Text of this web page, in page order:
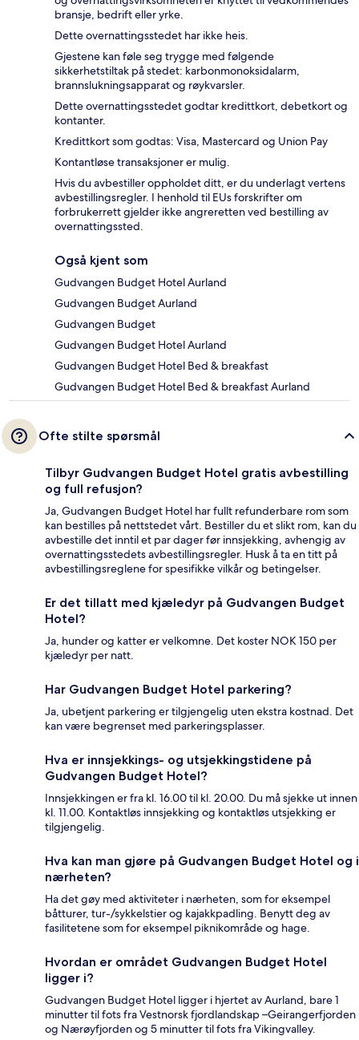
bransje, bedrift eller yrke.
Dette overnattingsstedet har ikke heis.
Gjestene kan føle seg trygge med følgende
sikkerhetstiltak på stedet: karbonmonoksidalarm,
brannslukningsapparat og røykvarsler.
Dette overnattingsstedet godtar kredittkort, debetkort og
kontanter.
Kredittkort som godtas: Visa, Mastercard og Union Pay
Kontantløse transaksjoner er mulig.
Hvis du avbestiller oppholdet ditt, er du underlagt vertens
avbestillingsregler. I henhold til EUs forskrifter om
forbrukerrett gjelder ikke angreretten ved bestilling av
overnattingssted.
Også kjent som
Gudvangen Budget Hotel Aurland
Gudvangen Budget Aurland
Gudvangen Budget
Gudvangen Budget Hotel Aurland
Gudvangen Budget Hotel Bed & breakfast
Gudvangen Budget Hotel Bed & breakfast Aurland
Ofte stilte spørsmål
Tilbyr Gudvangen Budget Hotel gratis avbestilling
og full refusjon?
Ja, Gudvangen Budget Hotel har fullt refunderbare rom som
kan bestilles på nettstedet vårt. Bestiller du et slikt rom, kan du
avbestille det inntil et par dager før innsjekking, avhengig av
overnattingsstedets avbestillingsregler. Husk å ta en titt på
avbestillingsreglene for spesifikke vilkår og betingelser.
Er det tillatt med kjæledyr på Gudvangen Budget
Hotel?
Ja, hunder og katter er velkomne. Det koster NOK 150 per
kjæledyr per natt.
Har Gudvangen Budget Hotel parkering?
Ja, ubetjent parkering er tilgjengelig uten ekstra kostnad. Det
kan være begrenset med parkeringsplasser.
Hva er innsjekkings- og utsjekkingstidene på
Gudvangen Budget Hotel?
Innsjekkingen er fra kl. 16.00 til kl. 20.00. Du må sjekke ut innen
kl. 11.00. Kontaktløs innsjekking og kontaktløs utsjekking er
tilgjengelig.
Hva kan man gjøre på Gudvangen Budget Hotel og i
nærheten?
Ha det gøy med aktiviteter i nærheten, som for eksempel
båtturer, tur-/sykkelstier og kajakkpadling. Benytt deg av
fasilitetene som for eksempel piknikområde og hage.
Hvordan er området Gudvangen Budget Hotel
ligger i?
Gudvangen Budget Hotel ligger i hjertet av Aurland, bare 1
minutter til fots fra Vestnorsk fjordlandskap –Geirangerfjorden
og Nærøyfjorden og 5 minutter til fots fra Vikingvalley.